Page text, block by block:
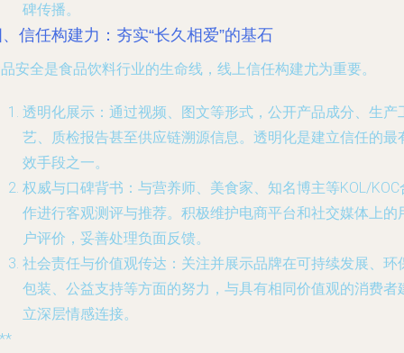
碑传播。
信任构建力：夯实“长久相爱”的基石
安全是食品饮料行业的生命线，线上信任构建尤为重要。
透明化展示 ：通过视频、图文等形式，公开产品成分、生产
艺、质检报告甚至供应链溯源信息。透明化是建立信任的最
效手段之一。
权威与口碑背书 ：与营养师、美食家、知名博主等KOL/KOC
作进行客观测评与推荐。积极维护电商平台和社交媒体上的
户评价，妥善处理负面反馈。
社会责任与价值观传达 ：关注并展示品牌在可持续发展、环
包装、公益支持等方面的努力，与具有相同价值观的消费者
立深层情感连接。